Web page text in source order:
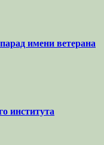
имени ветерана
института